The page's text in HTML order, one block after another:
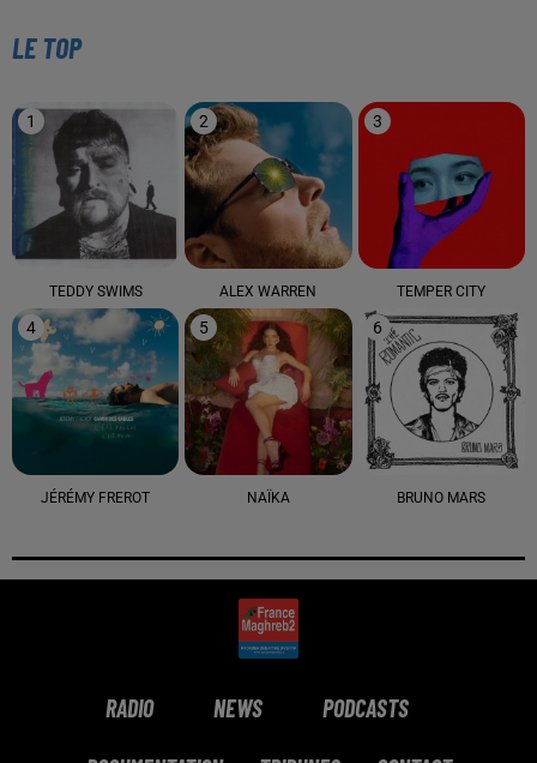
LE TOP
1
TEDDY SWIMS
2
ALEX WARREN
3
TEMPER CITY
4
JÉRÉMY FREROT
5
NAÏKA
6
BRUNO MARS
RADIO NEWS PODCASTS